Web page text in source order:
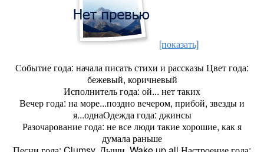
[показать]
Событие года: начала писать стихи и рассказыЦвет года:
бежевый, коричневый
Исполнитель года: ой... нет таких
Вечер года: на море...поздно вечером, прибой, звезды и
я...однаОдежда года: джинсы
Разочарование года: не все люди такие хорошие, как я
думала раньше